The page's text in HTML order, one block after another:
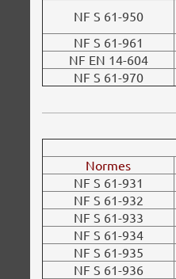
NF S 61-950
NF S 61-961
NF EN 14-604
NF S 61-970
Normes
NF S 61-931
NF S 61-932
NF S 61-933
NF S 61-934
NF S 61-935
NF S 61-936